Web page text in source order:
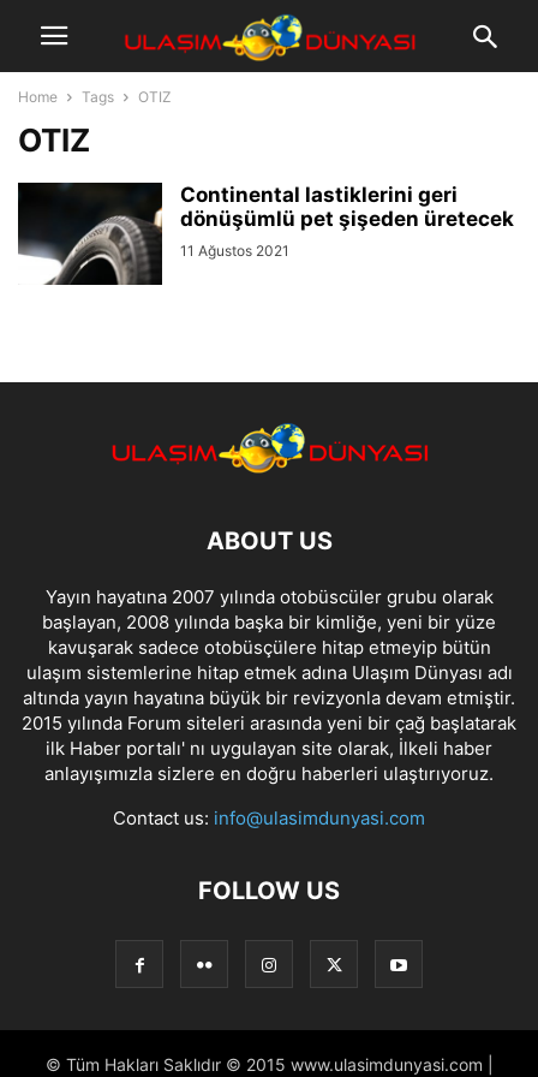
Home Tags OTIZ
OTIZ
Continental lastiklerini geri
dönüşümlü pet şişeden üretecek
11 Ağustos 2021
ABOUT US
Yayın hayatına 2007 yılında otobüscüler grubu olarak
başlayan, 2008 yılında başka bir kimliğe, yeni bir yüze
kavuşarak sadece otobüsçülere hitap etmeyip bütün
ulaşım sistemlerine hitap etmek adına Ulaşım Dünyası adı
altında yayın hayatına büyük bir revizyonla devam etmiştir.
2015 yılında Forum siteleri arasında yeni bir çağ başlatarak
ilk Haber portalı' nı uygulayan site olarak, İlkeli haber
anlayışımızla sizlere en doğru haberleri ulaştırıyoruz.
Contact us: info@ulasimdunyasi.com
FOLLOW US
© Tüm Hakları Saklıdır © 2015 www.ulasimdunyasi.com |